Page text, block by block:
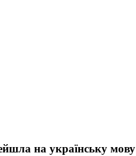
на українську мову